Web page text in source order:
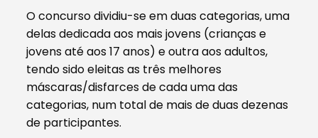
O concurso dividiu-se em duas categorias, uma
delas dedicada aos mais jovens (crianças e
jovens até aos 17 anos) e outra aos adultos,
tendo sido eleitas as três melhores
máscaras/disfarces de cada uma das
categorias, num total de mais de duas dezenas
de participantes.